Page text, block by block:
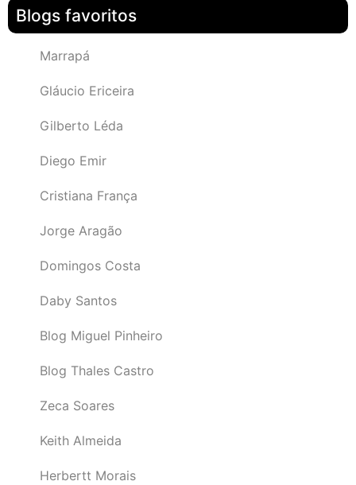
Blogs favoritos
Marrapá
Gláucio Ericeira
Gilberto Léda
Diego Emir
Cristiana França
Jorge Aragão
Domingos Costa
Daby Santos
Blog Miguel Pinheiro
Blog Thales Castro
Zeca Soares
Keith Almeida
Herbertt Morais